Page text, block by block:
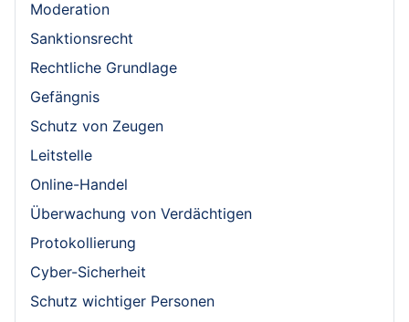
Moderation
Sanktionsrecht
Rechtliche Grundlage
Gefängnis
Schutz von Zeugen
Leitstelle
Online-Handel
Überwachung von Verdächtigen
Protokollierung
Cyber-Sicherheit
Schutz wichtiger Personen